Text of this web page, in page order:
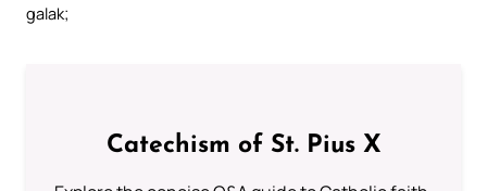
galak;
Catechism of St. Pius X